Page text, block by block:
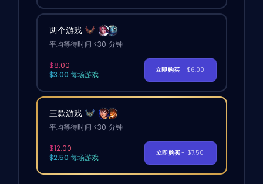
两个游戏
平均等待时间 <30 分钟
$8.00
$3.00 每场游戏
立即购买- $6.00
三款游戏
平均等待时间 <30 分钟
$12.00
$2.50 每场游戏
立即购买- $7.50